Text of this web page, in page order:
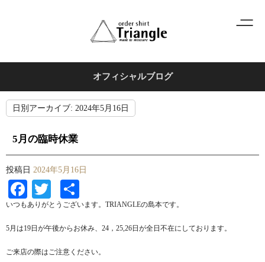
オフィシャルブログ
日別アーカイブ: 2024年5月16日
5月の臨時休業
投稿日 2024年5月16日
Facebook
Twitter
有
いつもありがとうございます。TRIANGLEの島本です。
5月は19日が午後からお休み、24，25,26日が全日不在にしております。
ご来店の際はご注意ください。